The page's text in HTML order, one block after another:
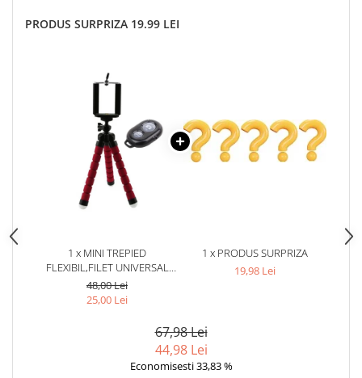
PRODUS SURPRIZA 19.99 LEI
1 x MINI TREPIED
FLEXIBIL,FILET UNIVERSAL
1/4,SUPORT TELEFON +
TELECOMANDA BLUETOOTH
48,00 Lei
25,00 Lei
1 x PRODUS SURPRIZA
19,98 Lei
67,98 Lei
44,98 Lei
Economisesti 33,83 %